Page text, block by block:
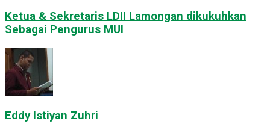
Ketua & Sekretaris LDII Lamongan dikukuhkan
Sebagai Pengurus MUI
Eddy Istiyan Zuhri